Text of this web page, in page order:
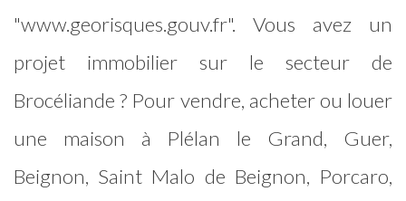
"www.georisques.gouv.fr". Vous avez un
projet immobilier sur le secteur de
Brocéliande ? Pour vendre, acheter ou louer
une maison à Plélan le Grand, Guer,
Beignon, Saint Malo de Beignon, Porcaro,